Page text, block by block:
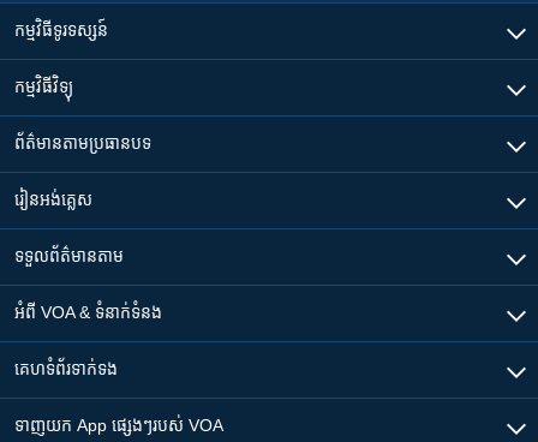
កម្មវិធី​ទូរទស្សន៍
កម្មវិធី​វិទ្យុ
ព័ត៌មាន​តាមប្រធានបទ​
រៀន​​អង់គ្លេស
ទទួល​ព័ត៌មាន​តាម
អំពី​ VOA & ទំនាក់ទំនង
គេហទំព័រ​​ទាក់ទង
ទាញយក​ App ផ្សេងៗ​របស់​ VOA